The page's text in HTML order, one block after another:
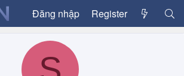
Đăng nhập Register